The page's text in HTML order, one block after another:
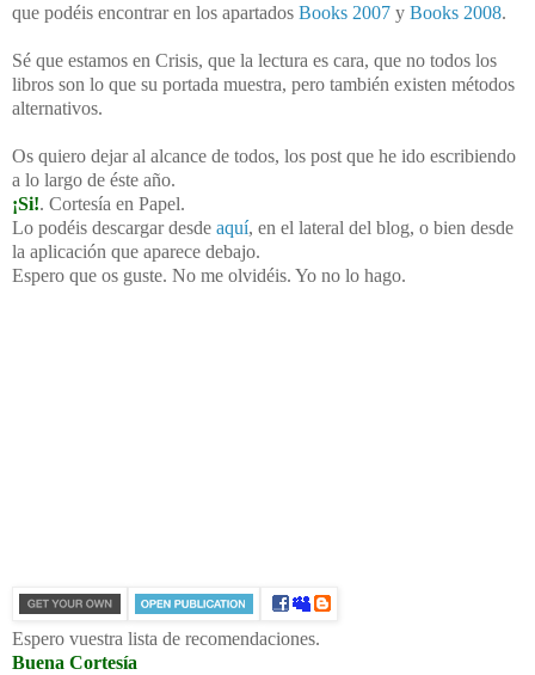
que podéis encontrar en los apartados Books 2007 y Books 2008.
Sé que estamos en Crisis, que la lectura es cara, que no todos los
libros son lo que su portada muestra, pero también existen métodos
alternativos.
Os quiero dejar al alcance de todos, los post que he ido escribiendo
a lo largo de éste año.
¡Si!. Cortesía en Papel.
Lo podéis descargar desde aquí, en el lateral del blog, o bien desde
la aplicación que aparece debajo.
Espero que os guste. No me olvidéis. Yo no lo hago.
Espero vuestra lista de recomendaciones.
Buena Cortesía